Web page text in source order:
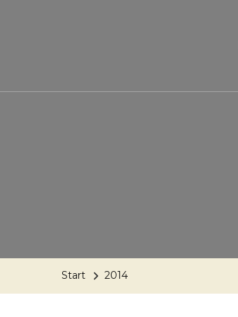
Start 2014